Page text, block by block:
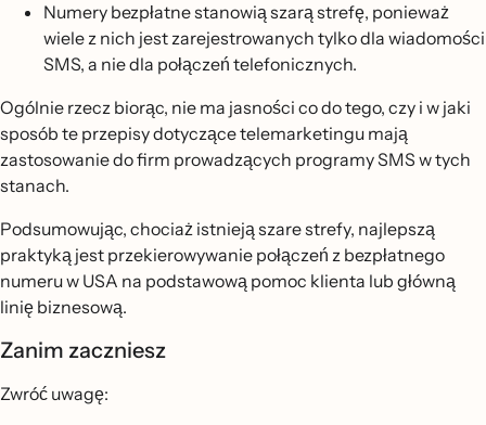
Numery bezpłatne stanowią szarą strefę, ponieważ
wiele z nich jest zarejestrowanych tylko dla wiadomości
SMS, a nie dla połączeń telefonicznych.
Ogólnie rzecz biorąc, nie ma jasności co do tego, czy i w jaki
sposób te przepisy dotyczące telemarketingu mają
zastosowanie do firm prowadzących programy SMS w tych
stanach.
Podsumowując, chociaż istnieją szare strefy, najlepszą
praktyką jest przekierowywanie połączeń z bezpłatnego
numeru w USA na podstawową pomoc klienta lub główną
linię biznesową.
Zanim zaczniesz
Zwróć uwagę: